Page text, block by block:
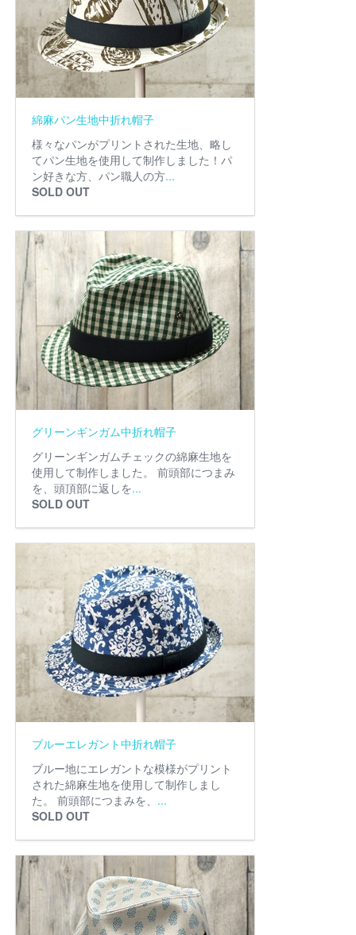
綿麻パン生地中折れ帽子
様々なパンがプリントされた生地、略し
てパン生地を使用して制作しました！パ
ン好きな方、パン職人の方...
SOLD OUT
グリーンギンガム中折れ帽子
グリーンギンガムチェックの綿麻生地を
使用して制作しました。 前頭部につまみ
を、頭頂部に返しを...
SOLD OUT
ブルーエレガント中折れ帽子
ブルー地にエレガントな模様がプリント
された綿麻生地を使用して制作しまし
た。 前頭部につまみを、 ...
SOLD OUT